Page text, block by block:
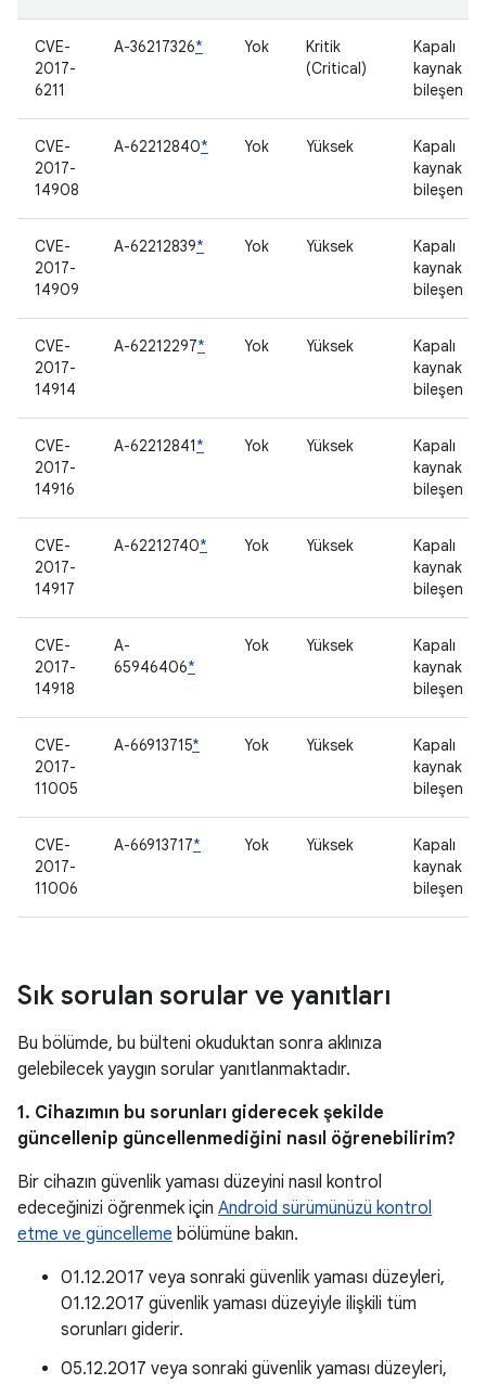
CVE-
2017-
6211
A-36217326* Yok
Kritik
(Critical)
Kapalı
kaynak
bileşen
CVE-
2017-
14908
A-62212840* Yok Yüksek
Kapalı
kaynak
bileşen
CVE-
2017-
14909
A-62212839* Yok Yüksek
Kapalı
kaynak
bileşen
CVE-
2017-
14914
A-62212297* Yok Yüksek
Kapalı
kaynak
bileşen
CVE-
2017-
14916
A-62212841* Yok Yüksek
Kapalı
kaynak
bileşen
CVE-
2017-
14917
A-62212740* Yok Yüksek
Kapalı
kaynak
bileşen
CVE-
2017-
14918
A-
65946406*
Yok Yüksek
Kapalı
kaynak
bileşen
CVE-
2017-
11005
A-66913715* Yok Yüksek
Kapalı
kaynak
bileşen
CVE-
2017-
11006
A-66913717* Yok Yüksek
Kapalı
kaynak
bileşen
Sık sorulan sorular ve yanıtları
Bu bölümde, bu bülteni okuduktan sonra aklınıza
gelebilecek yaygın sorular yanıtlanmaktadır.
1. Cihazımın bu sorunları giderecek şekilde
güncellenip güncellenmediğini nasıl öğrenebilirim?
Bir cihazın güvenlik yaması düzeyini nasıl kontrol
edeceğinizi öğrenmek için Android sürümünüzü kontrol
etme ve güncelleme bölümüne bakın.
01.12.2017 veya sonraki güvenlik yaması düzeyleri,
01.12.2017 güvenlik yaması düzeyiyle ilişkili tüm
sorunları giderir.
05.12.2017 veya sonraki güvenlik yaması düzeyleri,